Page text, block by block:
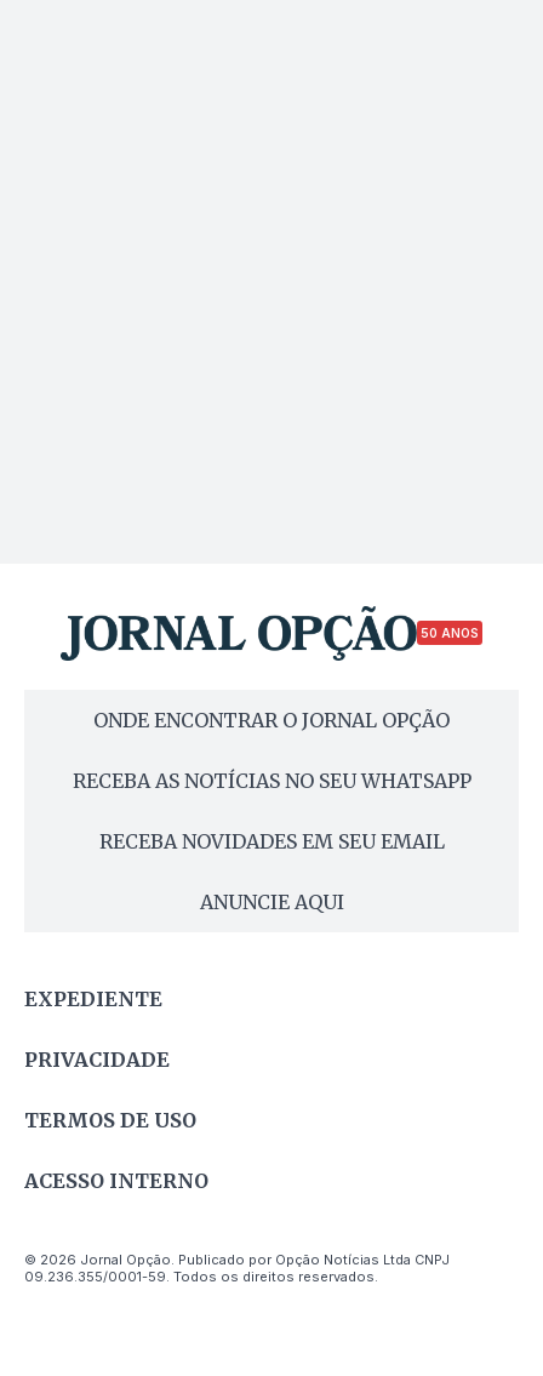
50 ANOS
ONDE ENCONTRAR O JORNAL OPÇÃO
RECEBA AS NOTÍCIAS NO SEU WHATSAPP
RECEBA NOVIDADES EM SEU EMAIL
ANUNCIE AQUI
EXPEDIENTE
PRIVACIDADE
TERMOS DE USO
ACESSO INTERNO
© 2026 Jornal Opção. Publicado por Opção Notícias Ltda CNPJ
09.236.355/0001-59. Todos os direitos reservados.